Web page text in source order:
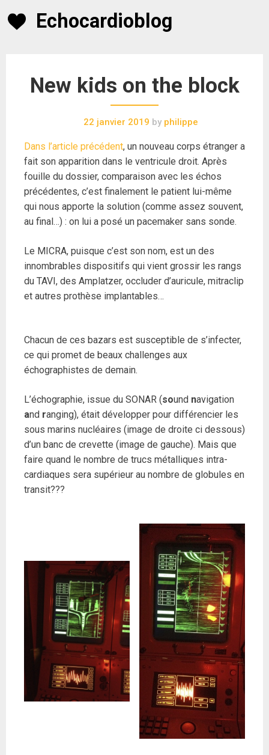
Echocardioblog
New kids on the block
22 janvier 2019 byphilippe
Dans l’article précédent, un nouveau corps étranger a
fait son apparition dans le ventricule droit. Après
fouille du dossier, comparaison avec les échos
précédentes, c’est finalement le patient lui-même
qui nous apporte la solution (comme assez souvent,
au final…) : on lui a posé un pacemaker sans sonde.
Le MICRA, puisque c’est son nom, est un des
innombrables dispositifs qui vient grossir les rangs
du TAVI, des Amplatzer, occluder d’auricule, mitraclip
et autres prothèse implantables…
Chacun de ces bazars est susceptible de s’infecter,
ce qui promet de beaux challenges aux
échographistes de demain.
L’échographie, issue du SONAR (sound navigation
and ranging), était développer pour différencier les
sous marins nucléaires (image de droite ci dessous)
d’un banc de crevette (image de gauche). Mais que
faire quand le nombre de trucs métalliques intra-
cardiaques sera supérieur au nombre de globules en
transit???